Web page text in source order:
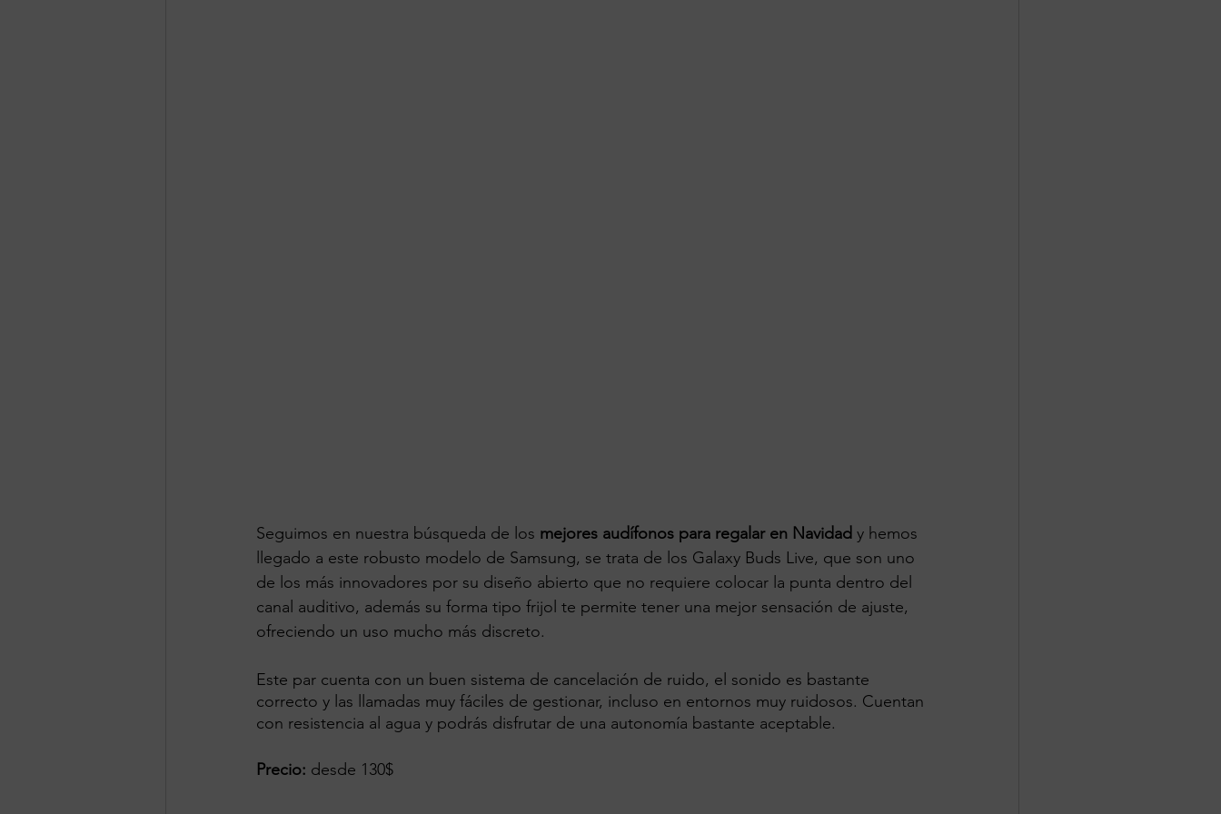
Seguimos en nuestra búsqueda de los mejores audífonos para regalar en Navidad y hemos
llegado a este robusto modelo de Samsung, se trata de los Galaxy Buds Live, que son uno
de los más innovadores por su diseño abierto que no requiere colocar la punta dentro del
canal auditivo, además su forma tipo frijol te permite tener una mejor sensación de ajuste,
ofreciendo un uso mucho más discreto.
Este par cuenta con un buen sistema de cancelación de ruido, el sonido es bastante
correcto y las llamadas muy fáciles de gestionar, incluso en entornos muy ruidosos. Cuentan
con resistencia al agua y podrás disfrutar de una autonomía bastante aceptable.
Precio: desde 130$